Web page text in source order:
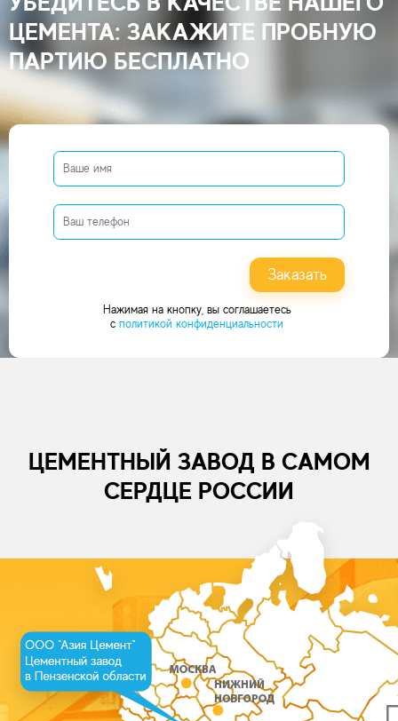
ЦЕМЕНТА: ЗАКАЖИТЕ ПРОБНУЮ
ПАРТИЮ БЕСПЛАТНО
Заказать
Нажимая на кнопку, вы соглашаетесь
с политикой конфиденциальности
ЦЕМЕНТНЫЙ ЗАВОД В САМОМ
СЕРДЦЕ РОССИИ